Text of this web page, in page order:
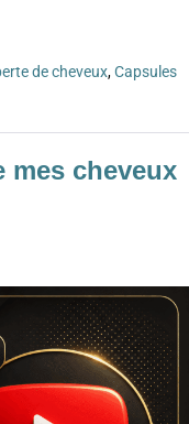
de cheveux,Capsules
mes cheveux